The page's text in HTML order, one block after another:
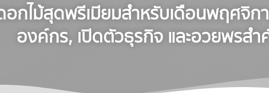
อกไม้สุดพรีเมียมสำหรับเดือนพฤศจิ
องค์กร, เปิดตัวธุรกิจ และอวยพรสำ